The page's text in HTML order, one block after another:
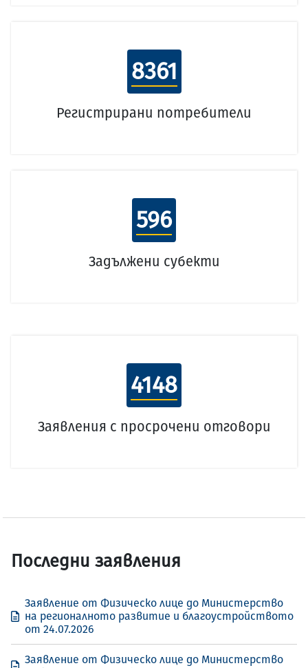
8361
Регистрирани потребители
596
Задължени субекти
4148
Заявления с просрочени отговори
Последни заявления
Заявление от Физическо лице до Министерство
на регионалното развитие и благоустройството
от 24.07.2026
Заявление от Физическо лице до Министерство